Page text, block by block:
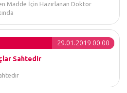
Madde İçin Hazırlanan Doktor
29.01.2019 00:00
Sahtedir